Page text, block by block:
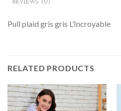
Pull plaid gris gris L’Incroyable
RELATED PRODUCTS